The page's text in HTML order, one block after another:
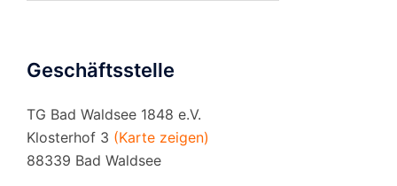
Geschäftsstelle
TG Bad Waldsee 1848 e.V.
Klosterhof 3 (Karte zeigen)
88339 Bad Waldsee